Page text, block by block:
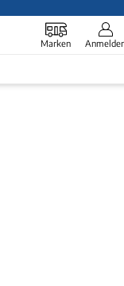
Marken